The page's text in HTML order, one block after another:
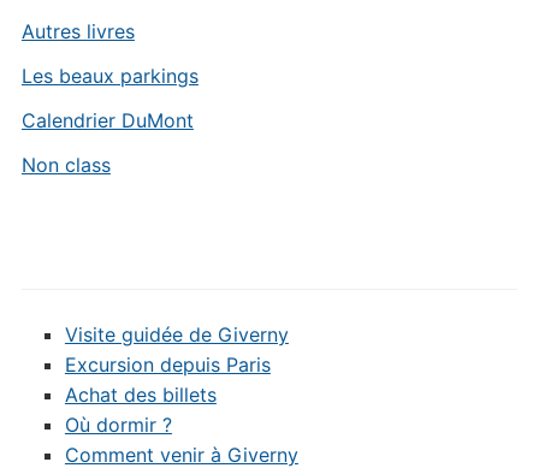
Autres livres
Les beaux parkings
Calendrier DuMont
Non class
Visite guidée de Giverny
Excursion depuis Paris
Achat des billets
Où dormir ?
Comment venir à Giverny